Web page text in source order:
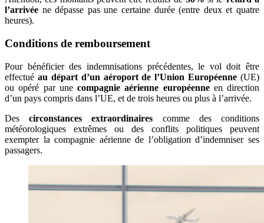
l’arrivée ne dépasse pas une certaine durée (entre deux et quatre
heures).
Conditions de remboursement
Pour bénéficier des indemnisations précédentes, le vol doit être
effectué au départ d’un aéroport de l’Union Européenne (UE)
ou opéré par une compagnie aérienne européenneen direction
d’un pays compris dans l’UE, et de trois heures ou plus à l’arrivée.
Descirconstances extraordinaires comme des conditions
météorologiques extrêmes ou des conflits politiques peuvent
exempter la compagnie aérienne de l’obligation d’indemniser ses
passagers.